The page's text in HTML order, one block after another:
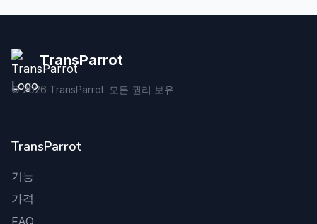
TransParrot
©2026 TransParrot. 모든 권리 보유.
TransParrot
기능
가격
FAQ